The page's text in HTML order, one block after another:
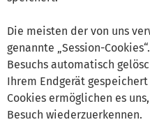
Die meisten der von uns
genannte „Session-
Besuchs automatisch
Ihrem Endgerät
Cookies ermöglichen es
Besuch wiederzuerkennen.